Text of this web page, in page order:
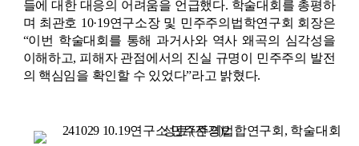
들에 대한 대응의 어려움을 언급했다. 학술대회를 총평하
며 최관호 10·19연구소장 및 민주주의법학연구회 회장은
“이번 학술대회를 통해 과거사와 역사 왜곡의 심각성을
이해하고, 피해자 관점에서의 진실 규명이 민주주의 발전
의 핵심임을 확인할 수 있었다”라고 밝혔다.